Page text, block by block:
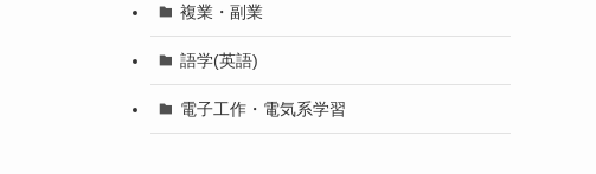
複業・副業
語学(英語)
電子工作・電気系学習